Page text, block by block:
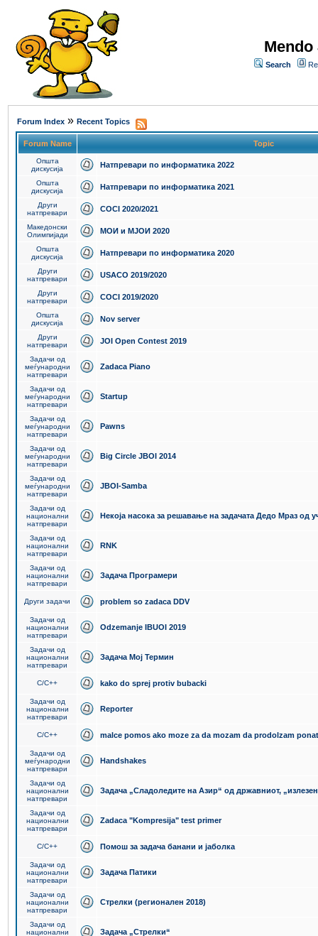
Search
Forum Index » Recent Topics
Forum Name Topic
Општа
дискусија
Натпревари по информатика 2022
Општа
дискусија
Натпревари по информатика 2021
Други
натпревари
COCI 2020/2021
Македонски
Олимпијади
МОИ и МЈОИ 2020
Општа
дискусија
Натпревари по информатика 2020
Други
натпревари
USACO 2019/2020
Други
натпревари
COCI 2019/2020
Општа
дискусија
Nov server
Други
натпревари
JOI Open Contest 2019
Задачи од
меѓународни
натпревари
Zadaca Piano
Задачи од
меѓународни
натпревари
Startup
Задачи од
меѓународни
натпревари
Pawns
Задачи од
меѓународни
натпревари
Big Circle JBOI 2014
Задачи од
меѓународни
натпревари
JBOI-Samba
Задачи од
национални
натпревари
Некоја насока за решавање на задачата Дедо Мраз од
Задачи од
национални
натпревари
RNK
Задачи од
национални
натпревари
Задача Програмери
Други задачи problem so zadaca DDV
Задачи од
национални
натпревари
Odzemanje IBUOI 2019
Задачи од
национални
натпревари
Задача Мој Термин
C/C++ kako do sprej protiv bubacki
Задачи од
национални
натпревари
Reporter
C/C++ malce pomos ako moze za da mozam da prodolzam
Задачи од
меѓународни
натпревари
Handshakes
Задачи од
национални
натпревари
Задача „Сладоледите на Азир“ од државниот,
Задачи од
национални
натпревари
Zadaca "Kompresija" test primer
C/C++ Помош за задача банани и јаболка
Задачи од
национални
натпревари
Задача Патики
Задачи од
национални
натпревари
Стрелки (регионален 2018)
Задачи од
национални
Задача „Стрелки“